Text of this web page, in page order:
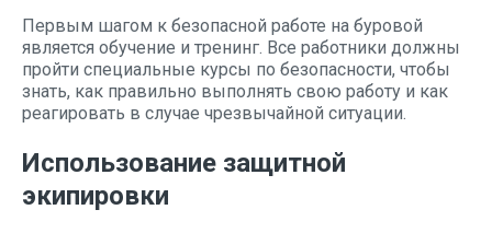
Первым шагом к безопасной работе на буровой
является обучение и тренинг. Все работники должны
пройти специальные курсы по безопасности, чтобы
знать, как правильно выполнять свою работу и как
реагировать в случае чрезвычайной ситуации.
Использование защитной
экипировки